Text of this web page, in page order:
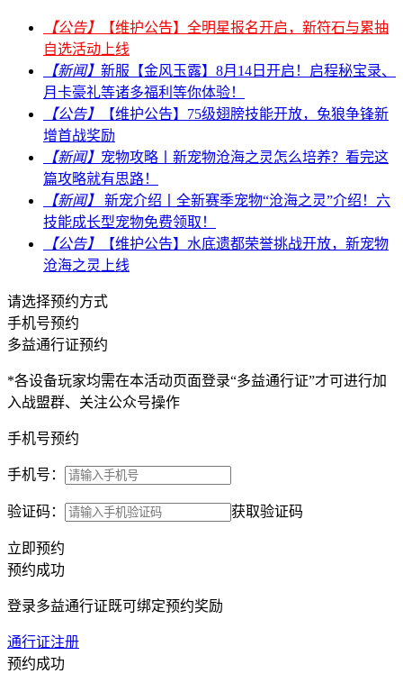
【公告】
【维护公告】全明星报名开启，新符石与累抽
自选活动上线
【新闻】 新服【金风玉露】8月14日开启！启程秘宝录、
月卡豪礼等诸多福利等你体验！
【公告】
【维护公告】75级翅膀技能开放，兔狼争锋新
增首战奖励
【新闻】 宠物攻略丨新宠物沧海之灵怎么培养？看完这
篇攻略就有思路！
【新闻】
新宠介绍丨全新赛季宠物“沧海之灵”介绍！六
技能成长型宠物免费领取！
【公告】
【维护公告】水底遗都荣誉挑战开放，新宠物
沧海之灵上线
请选择预约方式
手机号预约
多益通行证预约
*各设备玩家均需在本活动页面登录“多益通行证”才可进行加
入战盟群、关注公众号操作
手机号预约
手机号：
验证码： 获取验证码
立即预约
预约成功
登录多益通行证既可绑定预约奖励
通行证注册
预约成功